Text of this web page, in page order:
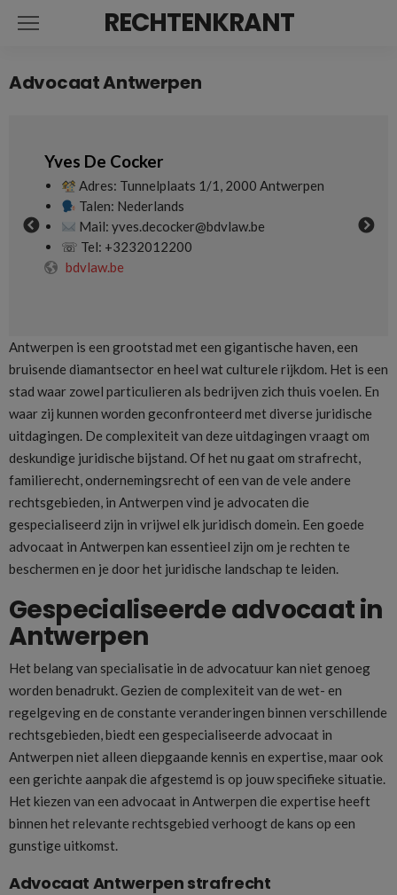
RECHTENKRANT
Advocaat Antwerpen
Bert Luyten
Adres: Oudeleeuwenrui 19, 2000 Antwerpen
Talen: Nederlands
Mail: bert.luyten@laurius.be
☏ Tel: +3232608800
laurius.be
Antwerpen is een grootstad met een gigantische haven, een
bruisende diamantsector en heel wat culturele rijkdom. Het is een
stad waar zowel particulieren als bedrijven zich thuis voelen. En
waar zij kunnen worden geconfronteerd met diverse juridische
uitdagingen. De complexiteit van deze uitdagingen vraagt om
deskundige juridische bijstand. Of het nu gaat om strafrecht,
familierecht, ondernemingsrecht of een van de vele andere
rechtsgebieden, in Antwerpen vind je advocaten die
gespecialiseerd zijn in vrijwel elk juridisch domein. Een goede
advocaat in Antwerpen kan essentieel zijn om je rechten te
beschermen en je door het juridische landschap te leiden.
Gespecialiseerde advocaat in
Antwerpen
Het belang van specialisatie in de advocatuur kan niet genoeg
worden benadrukt. Gezien de complexiteit van de wet- en
regelgeving en de constante veranderingen binnen verschillende
rechtsgebieden, biedt een gespecialiseerde advocaat in
Antwerpen niet alleen diepgaande kennis en expertise, maar ook
een gerichte aanpak die afgestemd is op jouw specifieke situatie.
Het kiezen van een advocaat in Antwerpen die expertise heeft
binnen het relevante rechtsgebied verhoogt de kans op een
gunstige uitkomst.
Advocaat Antwerpen strafrecht